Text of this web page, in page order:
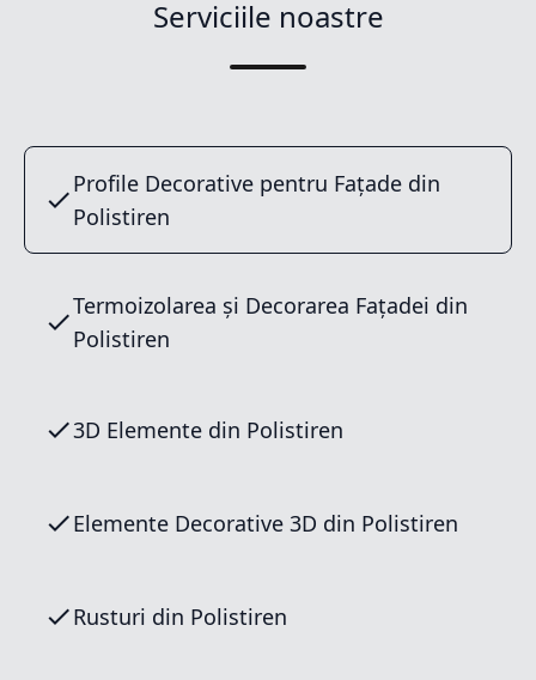
Serviciile noastre
Profile Decorative pentru Fațade din
Polistiren
Termoizolarea și Decorarea Fațadei din
Polistiren
3D Elemente din Polistiren
Elemente Decorative 3D din Polistiren
Rusturi din Polistiren